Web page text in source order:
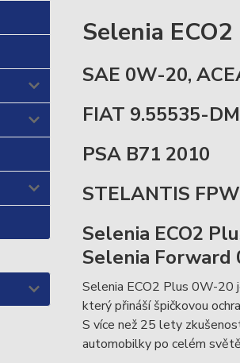
Selenia
SAE 0W-20,
FIAT 9.55535-
PSA B71 2010
STELANTIS
Selenia ECO2
Selenia Forward
Selenia ECO2 Plus 0W-20
který přináší špičkovou
S více než 25 lety
automobilky po celém